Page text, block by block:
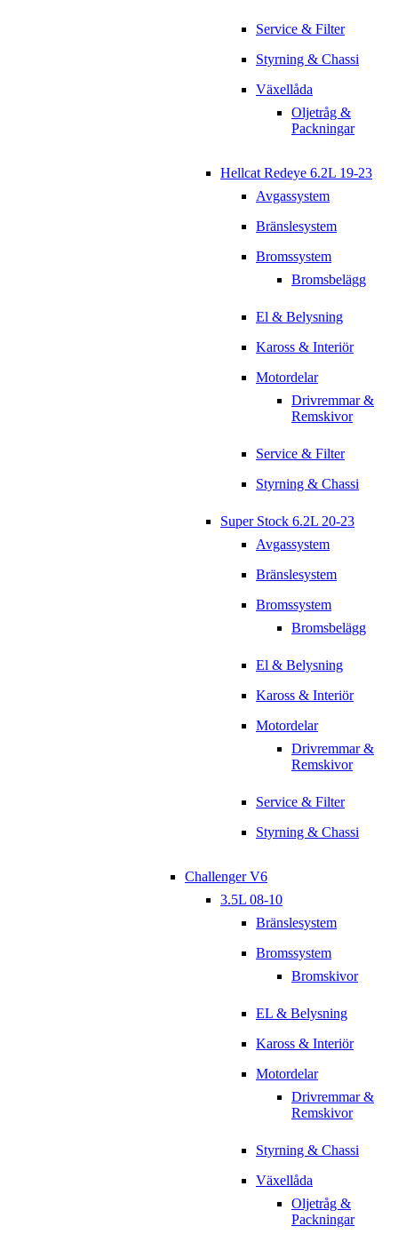
Service & Filter
Styrning & Chassi
Växellåda
Oljetråg &
Packningar
Hellcat Redeye 6.2L 19-23
Avgassystem
Bränslesystem
Bromssystem
Bromsbelägg
El & Belysning
Kaross & Interiör
Motordelar
Drivremmar &
Remskivor
Service & Filter
Styrning & Chassi
Super Stock 6.2L 20-23
Avgassystem
Bränslesystem
Bromssystem
Bromsbelägg
El & Belysning
Kaross & Interiör
Motordelar
Drivremmar &
Remskivor
Service & Filter
Styrning & Chassi
Challenger V6
3.5L 08-10
Bränslesystem
Bromssystem
Bromskivor
EL & Belysning
Kaross & Interiör
Motordelar
Drivremmar &
Remskivor
Styrning & Chassi
Växellåda
Oljetråg &
Packningar